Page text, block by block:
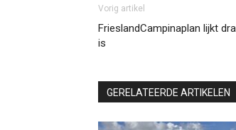
Vorig artikel
FrieslandCampinaplan lijkt
is
GERELATEERDE ARTIKELEN